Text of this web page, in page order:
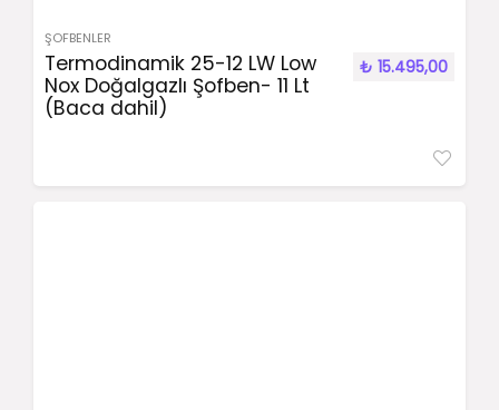
ŞOFBENLER
Termodinamik 25-12 LW Low
Nox Doğalgazlı Şofben- 11 Lt
(Baca dahil)
₺ 15.495,00